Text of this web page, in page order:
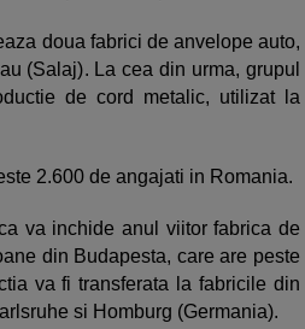
doua fabrici de anvelope auto,
(Salaj). La cea din urma, grupul
de cord metalic, utilizat la
2.600 de angajati in Romania.
va inchide anul viitor fabrica de
din Budapesta, care are peste
va fi transferata la fabricile din
si Homburg (Germania).